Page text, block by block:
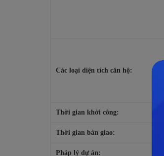
Các loại diện tích căn hộ:
Thời gian khởi công:
Thời gian bàn giao:
Pháp lý dự án: